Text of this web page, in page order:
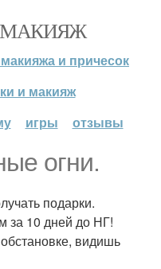
МАКИЯЖ
и причесок
и макияж
игры отзывы
огни.
подарки.
за 10 дней до НГ!
видишь